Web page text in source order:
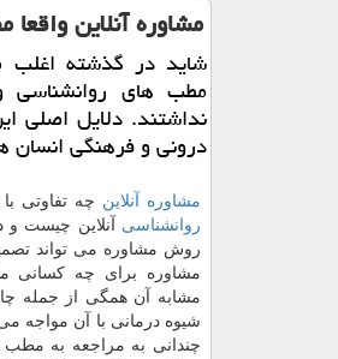
مشاوره آنلاین
شاید در گذشته اغلب
مطب های
نداشتند. دلایل اصلی
درونی و فرهنگی
مشاوره آنلاین چه تفاوتی
روانشناسی آنلاین چیست و
روش مشاوره می تواند
مشاوره برای چه کسانی
مشابه آن همگی از جمله
شیوه درمانی با آن مواجه
چندانی به مراجعه به